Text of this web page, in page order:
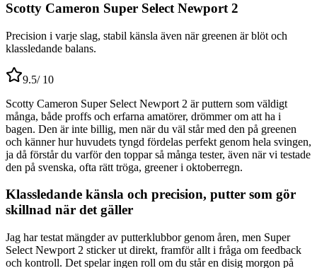
Scotty Cameron Super Select Newport 2
Precision i varje slag, stabil känsla även när greenen är blöt och
klassledande balans.
9.5/ 10
Scotty Cameron Super Select Newport 2 är puttern som väldigt
många, både proffs och erfarna amatörer, drömmer om att ha i
bagen. Den är inte billig, men när du väl står med den på greenen
och känner hur huvudets tyngd fördelas perfekt genom hela svingen,
ja då förstår du varför den toppar så många tester, även när vi testade
den på svenska, ofta rätt tröga, greener i oktoberregn.
Klassledande känsla och precision, putter som gör
skillnad när det gäller
Jag har testat mängder av putterklubbor genom åren, men Super
Select Newport 2 sticker ut direkt, framför allt i fråga om feedback
och kontroll. Det spelar ingen roll om du står en disig morgon på